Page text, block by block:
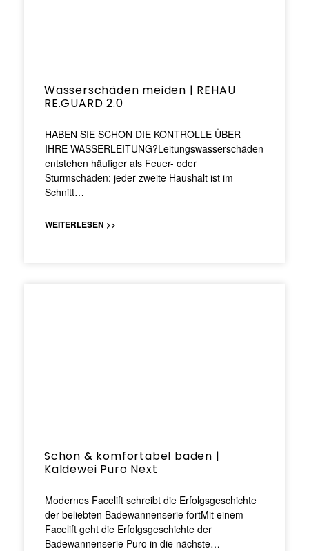
Wasserschäden meiden | REHAU
RE.GUARD 2.0
HABEN SIE SCHON DIE KONTROLLE ÜBER
IHRE WASSERLEITUNG?Leitungswasserschäden
entstehen häufiger als Feuer- oder
Sturmschäden: jeder zweite Haushalt ist im
Schnitt…
WEITERLESEN >>
Schön & komfortabel baden |
Kaldewei Puro Next
Modernes Facelift schreibt die Erfolgsgeschichte
der beliebten Badewannenserie fortMit einem
Facelift geht die Erfolgsgeschichte der
Badewannenserie Puro in die nächste…